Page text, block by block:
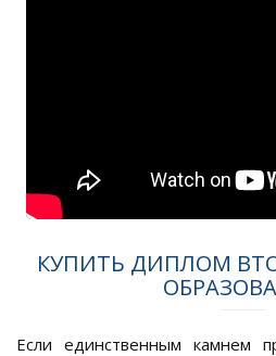
КУПИТЬ ДИПЛОМ
Если единственным камнем